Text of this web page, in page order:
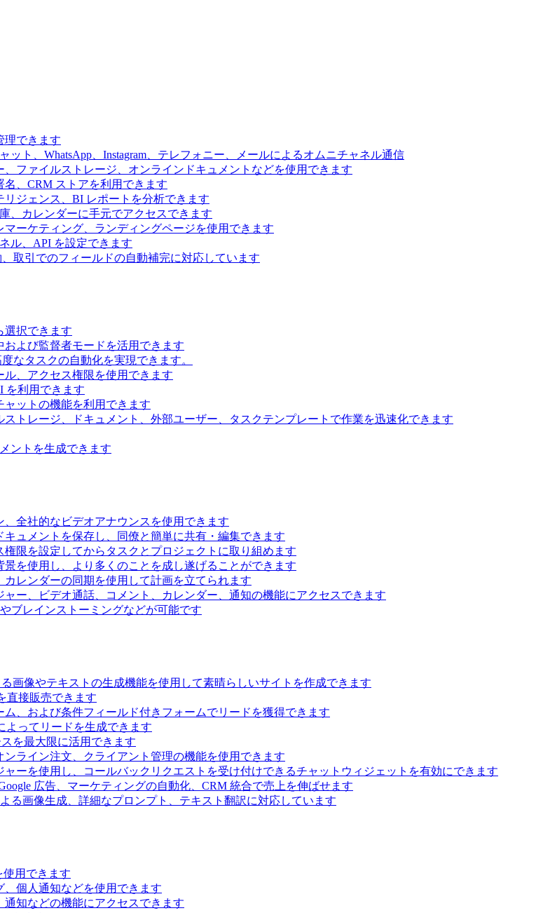
理できます
ト、WhatsApp、Instagram、テレフォニー、メールによるオムニチャネル通信
ファイルストレージ、オンラインドキュメントなどを使用できます
、CRM ストアを利用できます
ジェンス、BI レポートを分析できます
、カレンダーに手元でアクセスできます
ーケティング、ランディングページを使用できます
ル、API を設定できます
取引でのフィールドの自動補完に対応しています
選択できます
よび監督者モードを活用できます
なタスクの自動化を実現できます。
、アクセス権限を使用できます
を利用できます
ットの機能を利用できます
トレージ、ドキュメント、外部ユーザー、タスクテンプレートで作業を迅速化できます
ントを生成できます
全社的なビデオアナウンスを使用できます
ュメントを保存し、同僚と簡単に共有・編集できます
限を設定してからタスクとプロジェクトに取り組めます
を使用し、より多くのことを成し遂げることができます
レンダーの同期を使用して計画を立てられます
ー、ビデオ通話、コメント、カレンダー、通知の機能にアクセスできます
ブレインストーミングなどが可能です
画像やテキストの生成機能を使用して素晴らしいサイトを作成できます
直接販売できます
、および条件フィールド付きフォームでリードを獲得できます
よってリードを生成できます
を最大限に活用できます
ライン注文、クライアント管理の機能を使用できます
ーを使用し、コールバックリクエストを受け付けできるチャットウィジェットを有効にできます
広告、マーケティングの自動化、CRM 統合で売上を伸ばせます
る画像生成、詳細なプロンプト、テキスト翻訳に対応しています
使用できます
個人通知などを使用できます
知などの機能にアクセスできます